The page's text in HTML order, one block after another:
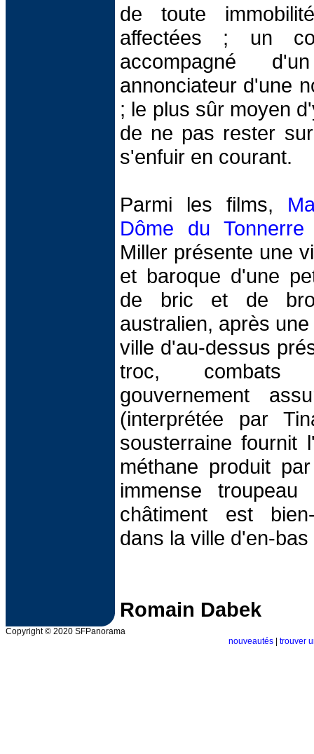
de toute
affectées ; un
accompagné
annonciateur d'une
; le plus sûr moyen
de ne pas rester
s'enfuir en courant.
Parmi les films,
Dôme du Tonnerre
Miller présente une
et baroque d'une
de bric et de
australien, après
ville d'au-dessus
troc, combats
gouvernement
(interprétée par
sousterraine fournit
méthane produit
immense
châtiment est
dans la ville d'en-
Romain Dabek
Copyright © 2020 SFPanorama
nouveautés
trouver